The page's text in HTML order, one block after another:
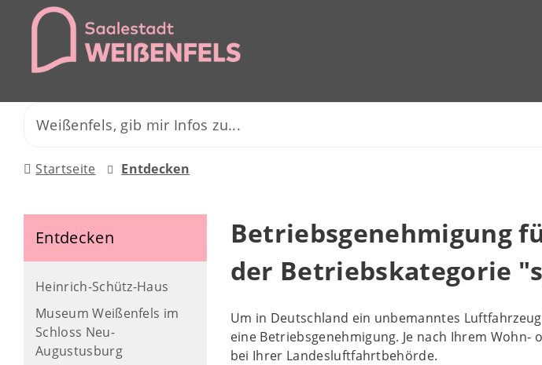
Startseite Entdecken
Entdecken
Heinrich-Schütz-Haus
Museum Weißenfels im
Schloss Neu-
Augustusburg
Betriebsgenehmigung
der Betriebskategorie
Um in Deutschland ein unbemanntes
eine Betriebsgenehmigung. Je nach Ihrem
bei Ihrer Landesluftfahrtbehörde.